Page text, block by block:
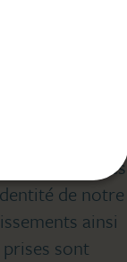
dans la
Sociale (CVS)
les directeurs,
et d’être
les membres
de notre
ainsi
sont